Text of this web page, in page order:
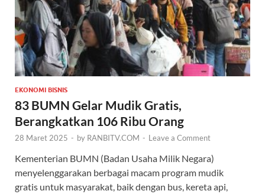
EKONOMI BISNIS
83 BUMN Gelar Mudik Gratis,
Berangkatkan 106 Ribu Orang
28 Maret 2025 - by RANBITV.COM - Leave a Comment
Kementerian BUMN (Badan Usaha Milik Negara)
menyelenggarakan berbagai macam program mudik
gratis untuk masyarakat, baik dengan bus, kereta api,